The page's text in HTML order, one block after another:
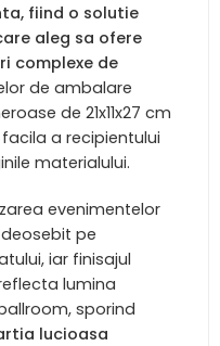
fiind o solutie
aleg sa ofere
complexe de
de ambalare
de 21x11x27 cm
a recipientului
materialului.
evenimentelor
pe
iar finisajul
lumina
sporind
lucioasa